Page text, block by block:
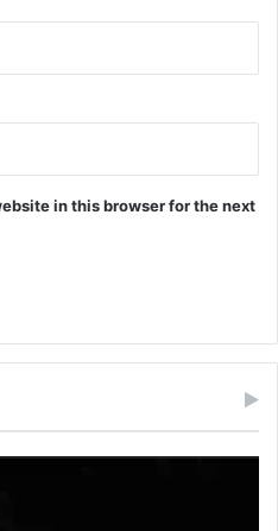
in this browser for the next